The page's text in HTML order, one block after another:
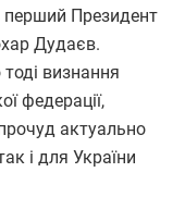
Президент
Дудаєв.
визнання
федерації,
актуально
і для України